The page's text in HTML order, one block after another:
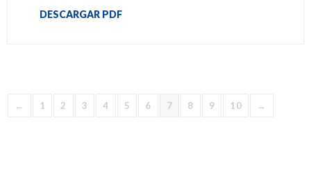
DESCARGAR PDF
← 1 2 3 4 5 6 7 8 9 10 →